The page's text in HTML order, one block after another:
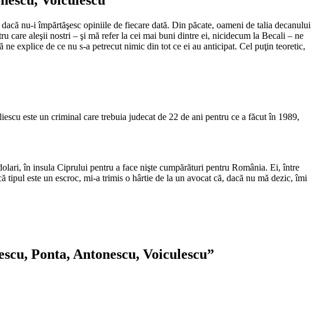
nu-i împărtăşesc opiniile de fiecare dată. Din păcate, oameni de talia decanului
care aleşii nostri – şi mă refer la cei mai buni dintre ei, nicidecum la Becali – ne
explice de ce nu s-a petrecut nimic din tot ce ei au anticipat. Cel puţin teoretic,
este un criminal care trebuia judecat de 22 de ani pentru ce a făcut în 1989,
în insula Ciprului pentru a face nişte cumpărături pentru România. Ei, între
este un escroc, mi-a trimis o hârtie de la un avocat că, dacă nu mă dezic, îmi
Ponta, Antonescu, Voiculescu”